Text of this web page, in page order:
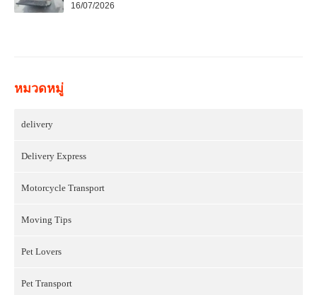
16/07/2026
หมวดหมู่
delivery
Delivery Express
Motorcycle Transport
Moving Tips
Pet Lovers
Pet Transport